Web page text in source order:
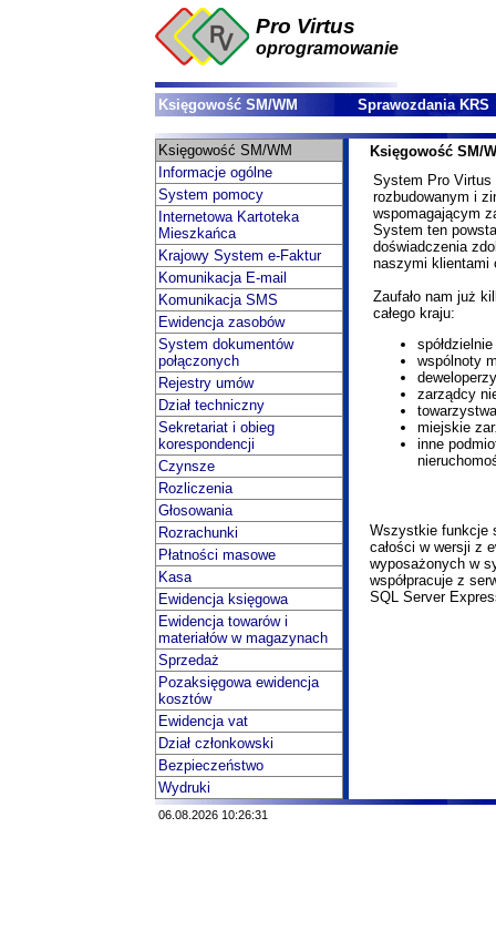
Pro Virtus
oprogramowanie
Księgowość SM/WM Sprawozdania KRS
Księgowość SM/WM
Informacje ogólne
System pomocy
Internetowa Kartoteka
Mieszkańca
Krajowy System e-Faktur
Komunikacja E-mail
Komunikacja SMS
Ewidencja zasobów
System dokumentów
połączonych
Rejestry umów
Dział techniczny
Sekretariat i obieg
korespondencji
Czynsze
Rozliczenia
Głosowania
Rozrachunki
Płatności masowe
Kasa
Ewidencja księgowa
Ewidencja towarów i
materiałów w magazynach
Sprzedaż
Pozaksięgowa ewidencja
kosztów
Ewidencja vat
Dział członkowski
Bezpieczeństwo
Wydruki
Księgowość SM/
System Pro
rozbudowanym i
wspomagającym
System ten
doświadczenia
naszymi klientami
Zaufało nam już
całego kraju:
wspólnoty
zarządcy
miejskie
inne
Wszystkie funkcje
całości w wersji z
wyposażonych w
współpracuje z
SQL Server
06.08.2026 10:26:31